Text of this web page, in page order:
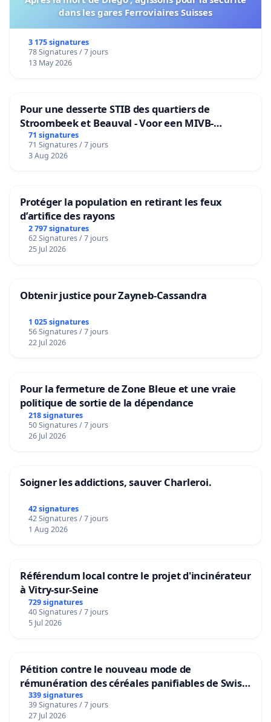
dans les gares Ferroviaires Suisses
3 175 signatures
78 Signatures / 7 jours
13 May 2026
Pour une desserte STIB des quartiers de
Stroombeek et Beauval - Voor een MIVB-
bediening van de wijken Strombeek en Het
Voor
71 signatures
71 Signatures / 7 jours
3 Aug 2026
Protéger la population en retirant les feux
d’artifice des rayons
2 797 signatures
62 Signatures / 7 jours
25 Jul 2026
Obtenir justice pour Zayneb-Cassandra
1 025 signatures
56 Signatures / 7 jours
22 Jul 2026
Pour la fermeture de Zone Bleue et une vraie
politique de sortie de la dépendance
218 signatures
50 Signatures / 7 jours
26 Jul 2026
Soigner les addictions, sauver Charleroi.
42 signatures
42 Signatures / 7 jours
1 Aug 2026
Référendum local contre le projet d'incinérateur
à Vitry-sur-Seine
729 signatures
40 Signatures / 7 jours
5 Jul 2026
Pétition contre le nouveau mode de
rémunération des céréales panifiables de Swiss
granum basé sur la teneur en protéines
339 signatures
39 Signatures / 7 jours
27 Jul 2026